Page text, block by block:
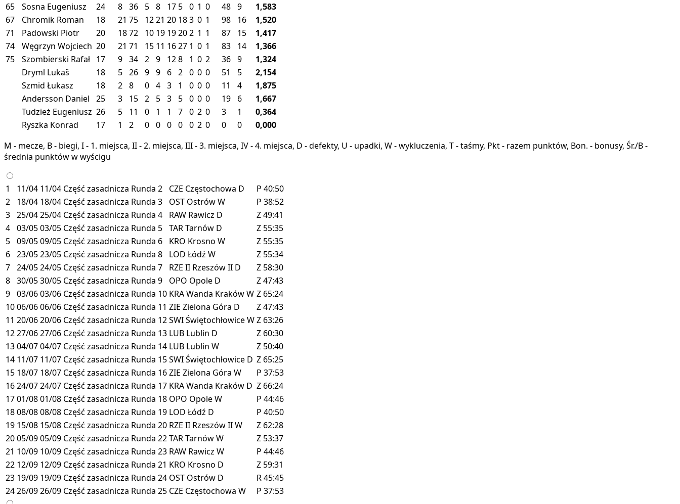
65
Sosna Eugeniusz 24 8 36 5 8 17 5 0 1 0 48 9
1,583
67
Chromik Roman 18 21 75 1221 20 183 0 1 98 16
1,520
71
Padowski Piotr 20 1872 10 19 19202 1 1 87 15
1,417
74
Węgrzyn Wojciech 20 21 71 15 11 1627 1 0 1 83 14
1,366
75
Szombierski Rafał 17 9 34 2 9 128 1 0 2 36 9
1,324
Dryml Lukaš
18 5 26 9 9 6 2 0 0 0 51 5
2,154
Szmid Łukasz
18 2 8 0 4 3 1 0 0 0 11 4
1,875
Andersson Daniel
25 3 15 2 5 3 5 0 0 0 19 6
1,667
Tudzież Eugeniusz 26 5 11 0 1 1 7 0 2 0 3 1
0,364
Ryszka Konrad
17 1 2 0 0 0 0 0 2 0 0 0
0,000
M - mecze, B - biegi, I - 1. miejsca, II - 2. miejsca, III - 3. miejsca, IV - 4. miejsca, D - defekty, U - upadki, W - wykluczenia, T - taśmy, Pkt - razem punktów, Bon. - bonusy, Śr./B -
średnia punktów w wyścigu
1 11/04 11/04 Część zasadnicza Runda 2 CZE Częstochowa D P 40:50
2
18/04 18/04 Część zasadnicza Runda 3 OST OstrówW P 38:52
3 25/0425/04 Część zasadnicza Runda 4 RAW Rawicz D Z49:41
4 03/0503/05 Część zasadnicza Runda 5 TARTarnów D Z 55:35
5 09/0509/05 Część zasadnicza Runda 6 KRO Krosno W Z 55:35
6 23/0523/05 Część zasadnicza Runda 8 LOD Łódź W Z 55:34
7 24/0524/05 Część zasadnicza Runda 7 RZE II Rzeszów II D Z 58:30
8 30/0530/05 Część zasadnicza Runda 9 OPO Opole D Z47:43
9 03/0603/06 Część zasadnicza Runda 10 KRAWanda KrakówW Z 65:24
1006/0606/06 Część zasadnicza Runda 11 ZIE Zielona Góra D Z47:43
11 20/0620/06 Część zasadnicza Runda 12SWIŚwiętochłowiceWZ 63:26
1227/0627/06 Część zasadnicza Runda 13 LUB Lublin D Z 60:30
1304/0704/07 Część zasadnicza Runda 14 LUB Lublin W Z 50:40
14 11/07 11/07 Część zasadnicza Runda 15SWIŚwiętochłowice D Z 65:25
15 18/07 18/07 Część zasadnicza Runda 16ZIE Zielona Góra W P 37:53
1624/0724/07 Część zasadnicza Runda 17 KRAWanda Kraków D Z 66:24
1701/0801/08 Część zasadnicza Runda 18 OPO OpoleW P 44:46
1808/0808/08 Część zasadnicza Runda 19 LOD Łódź D P 40:50
19 15/08 15/08 Część zasadnicza Runda 20 RZE II Rzeszów IIW Z 62:28
2005/0905/09 Część zasadnicza Runda 22TARTarnówW Z 53:37
21 10/09 10/09 Część zasadnicza Runda 23 RAW Rawicz W P 44:46
22 12/09 12/09 Część zasadnicza Runda 21 KRO Krosno D Z 59:31
23 19/09 19/09 Część zasadnicza Runda 24 OST Ostrów D R45:45
2426/0926/09 Część zasadnicza Runda 25 CZE Częstochowa W P 37:53